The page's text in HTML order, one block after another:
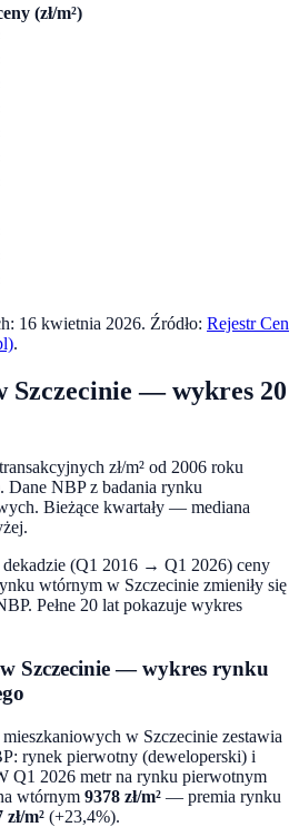
(zł/m²)
16 kwietnia 2026. Źródło: Rejestr Cen
.
Szczecinie — wykres 20
zł/m² od 2006 roku
NBP z badania rynku
Bieżące kwartały — mediana
(Q1 2016 → Q1 2026) ceny
wtórnym w Szczecinie zmieniły się
Pełne 20 lat pokazuje wykres
Szczecinie— wykres rynku
mieszkaniowych w Szczecinie zestawia
rynek pierwotny (deweloperski) i
Q1 2026 metr na rynku pierwotnym
wtórnym 9378 zł/m² — premia rynku
zł/m² (+23,4%).